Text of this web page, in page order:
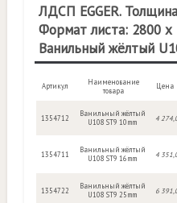
ЛДСП EGGER.
Формат листа: 2800
Ванильный жёлтый
Артикул
Наименование
товара
Цена
1354712
Ванильный жёлтый
U108 ST9 10mm
4
1354711
Ванильный жёлтый
U108 ST9 16mm
4
1354722
Ванильный жёлтый
U108 ST9 25mm
6